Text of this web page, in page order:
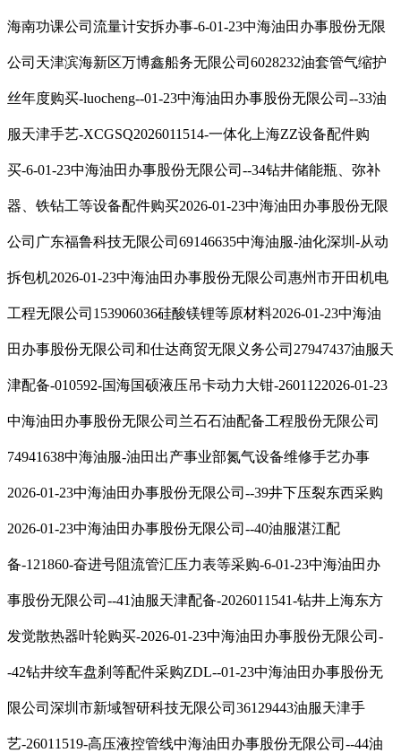
海南功课公司流量计安拆办事-6-01-23中海油田办事股份无限
公司天津滨海新区万博鑫船务无限公司6028232油套管气缩护
丝年度购买-luocheng--01-23中海油田办事股份无限公司--33油
服天津手艺-XCGSQ2026011514-一体化上海ZZ设备配件购
买-6-01-23中海油田办事股份无限公司--34钻井储能瓶、弥补
器、铁钻工等设备配件购买2026-01-23中海油田办事股份无限
公司广东福鲁科技无限公司69146635中海油服-油化深圳-从动
拆包机2026-01-23中海油田办事股份无限公司惠州市开田机电
工程无限公司153906036硅酸镁锂等原材料2026-01-23中海油
田办事股份无限公司和仕达商贸无限义务公司27947437油服天
津配备-010592-国海国硕液压吊卡动力大钳-2601122026-01-23
中海油田办事股份无限公司兰石石油配备工程股份无限公司
74941638中海油服-油田出产事业部氮气设备维修手艺办事
2026-01-23中海油田办事股份无限公司--39井下压裂东西采购
2026-01-23中海油田办事股份无限公司--40油服湛江配
备-121860-奋进号阻流管汇压力表等采购-6-01-23中海油田办
事股份无限公司--41油服天津配备-2026011541-钻井上海东方
发觉散热器叶轮购买-2026-01-23中海油田办事股份无限公司-
-42钻井绞车盘刹等配件采购ZDL--01-23中海油田办事股份无
限公司深圳市新域智研科技无限公司36129443油服天津手
艺-26011519-高压液控管线中海油田办事股份无限公司--44油